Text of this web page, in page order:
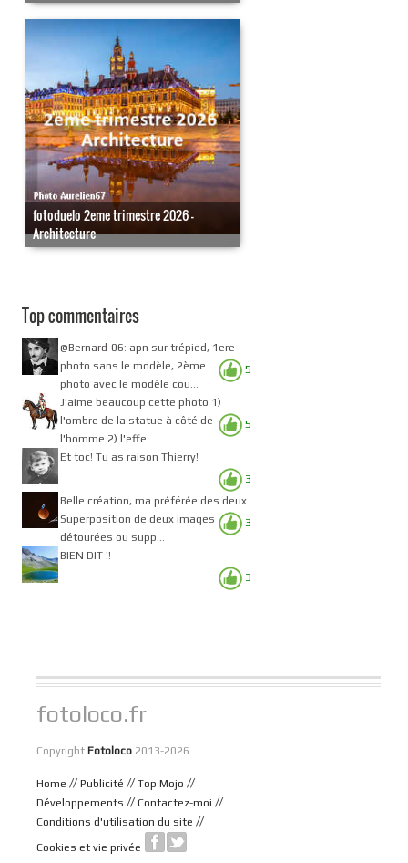
fotoduelo 2eme trimestre 2026 -
Architecture
Top commentaires
5
@Bernard-06: apn sur trépied, 1ere
photo sans le modèle, 2ème
photo avec le modèle cou...
5
J'aime beaucoup cette photo 1)
l'ombre de la statue à côté de
l'homme 2) l'effe...
3
Et toc! Tu as raison Thierry!
3
Belle création, ma préférée des deux.
Superposition de deux images
détourées ou supp...
3
BIEN DIT !!
fotoloco.fr
Copyright Fotoloco 2013-2026
Home // Publicité // Top Mojo //
Développements // Contactez-moi //
Conditions d'utilisation du site //
Cookies et vie privée